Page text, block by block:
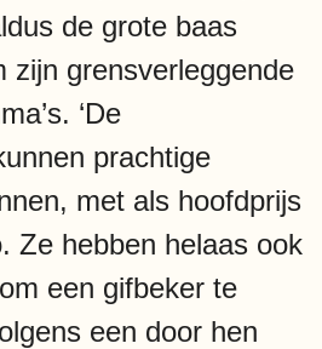
de grote baas
zijn grensverleggende
‘De
prachtige
met als hoofdprijs
Ze hebben helaas ook
een gifbeker te
een door hen